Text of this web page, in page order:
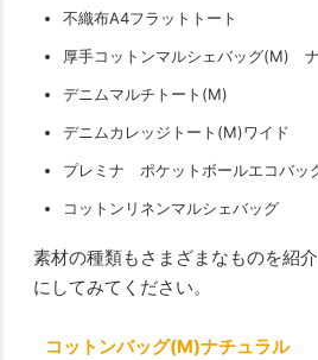
不織布A4フラットトート
厚手コットンマルシェバッグ(M)
デニムマルチトート(M)
デニムカレッジトート(M)ワイド
プレミナ ポケットボールエコバッ
コットンリネンマルシェバッグ
素材の種類もさまざまなものを紹
にしてみてください。
コットンバッグ(M)ナチュラル